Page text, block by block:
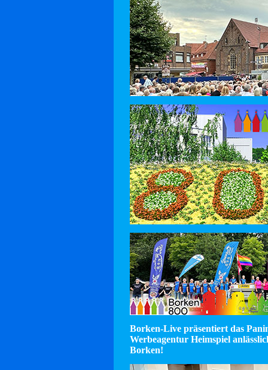
Borken-Live präsentiert das
Werbeagentur Heimspiel
Borken!